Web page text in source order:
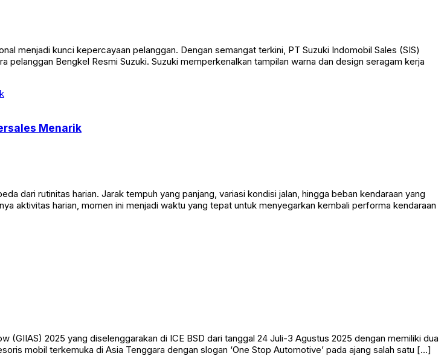
menjadi kunci kepercayaan pelanggan. Dengan semangat terkini, PT Suzuki Indomobil Sales (SIS)
Bengkel Resmi Suzuki. Suzuki memperkenalkan tampilan warna dan design seragam kerja
Menarik
dari rutinitas harian. Jarak tempuh yang panjang, variasi kondisi jalan, hingga beban kendaraan yang
aktivitas harian, momen ini menjadi waktu yang tepat untuk menyegarkan kembali performa kendaraan
(GIIAS) 2025 yang diselenggarakan di ICE BSD dari tanggal 24 Juli-3 Agustus 2025 dengan memiliki dua
mobil terkemuka di Asia Tenggara dengan slogan ‘One Stop Automotive’ pada ajang salah satu […]